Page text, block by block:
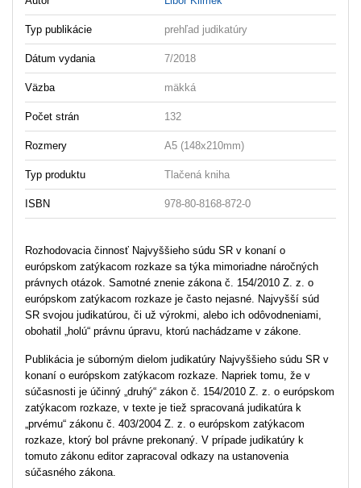
Typ publikácie prehľad judikatúry
Dátum vydania 7/2018
Väzba mäkká
Počet strán 132
Rozmery A5 (148x210mm)
Typ produktu Tlačená kniha
ISBN 978-80-8168-872-0
Rozhodovacia činnosť Najvyššieho súdu SR v konaní o
európskom zatýkacom rozkaze sa týka mimoriadne náročných
právnych otázok. Samotné znenie zákona č. 154/2010 Z. z. o
európskom zatýkacom rozkaze je často nejasné. Najvyšší súd
SR svojou judikatúrou, či už výrokmi, alebo ich odôvodneniami,
obohatil „holú“ právnu úpravu, ktorú nachádzame v zákone.
Publikácia je súborným dielom judikatúry Najvyššieho súdu SR v
konaní o európskom zatýkacom rozkaze. Napriek tomu, že v
súčasnosti je účinný „druhý“ zákon č. 154/2010 Z. z. o európskom
zatýkacom rozkaze, v texte je tiež spracovaná judikatúra k
„prvému“ zákonu č. 403/2004 Z. z. o európskom zatýkacom
rozkaze, ktorý bol právne prekonaný. V prípade judikatúry k
tomuto zákonu editor zapracoval odkazy na ustanovenia
súčasného zákona.